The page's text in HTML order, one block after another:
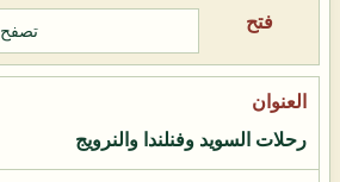
تصفح
رحلات السويد وفنلندا والنرويج